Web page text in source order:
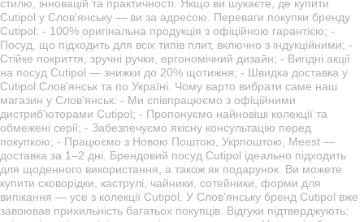
стилю, інновацій та практичності. Якщо ви шукаєте, де купити
Cutipol у Слов'янську — ви за адресою. Переваги покупки бренду
Cutipol: - 100% оригінальна продукція з офіційною гарантією; -
Посуд, що підходить для всіх типів плит, включно з індукційними; -
Стійке покриття, зручні ручки, ергономічний дизайн; - Вигідні акції
на посуд Cutipol — знижки до 20% щотижня; - Швидка доставка у
Cutipol Слов'янськ та по Україні. Чому варто вибрати саме наш
магазин у Слов'янськ: - Ми співпрацюємо з офіційними
дистриб’юторами Cutipol; - Пропонуємо найновіші колекції та
обмежені серії; - Забезпечуємо якісну консультацію перед
покупкою; - Працюємо з Новою Поштою, Укрпоштою, Meest —
доставка за 1–2 дні. Брендовий посуд Cutipol ідеально підходить
для щоденного використання, а також як подарунок. Ви можете
купити сковорідки, каструлі, чайники, сотейники, форми для
випікання — усе з колекції Cutipol. У Слов'янську бренд Cutipol вже
завоював прихильність багатьох покупців. Відгуки підтверджують: